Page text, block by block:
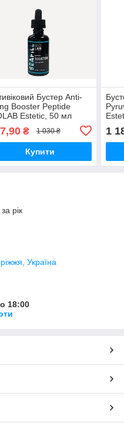
Бустер Anti-
Booster Peptide
Estetic, 50 мл
₴ 1 030 ₴
Купити
1
рік
Україна
18:00